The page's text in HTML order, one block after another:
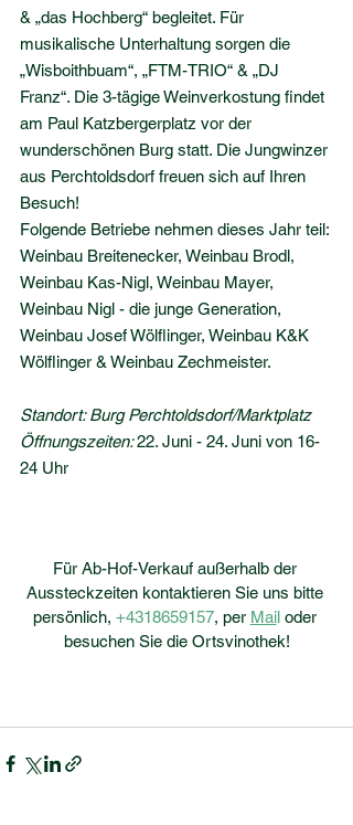
& „das Hochberg“ begleitet. Für
musikalische Unterhaltung sorgen die
„Wisboithbuam“, „FTM-TRIO“ & „DJ
Franz“. Die 3-tägige Weinverkostung findet
am Paul Katzbergerplatz vor der
wunderschönen Burg statt. Die Jungwinzer
aus Perchtoldsdorf freuen sich auf Ihren
Besuch!
Folgende Betriebe nehmen dieses Jahr teil:
Weinbau Breitenecker, Weinbau Brodl,
Weinbau Kas-Nigl, Weinbau Mayer,
Weinbau Nigl - die junge Generation,
Weinbau Josef Wölflinger, Weinbau K&K
Wölflinger & Weinbau Zechmeister.
Standort: Burg Perchtoldsdorf/Marktplatz
Öffnungszeiten: 22. Juni - 24. Juni von 16-
24 Uhr
Für Ab-Hof-Verkauf außerhalb der
Aussteckzeiten kontaktieren Sie uns bitte
persönlich, +4318659157, per Mail oder
besuchen Sie die Ortsvinothek!